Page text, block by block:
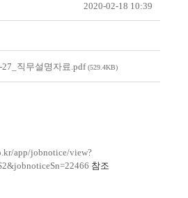
2020-02-18 10:39
27_직무설명자료.pdf(529.4KB)
app/jobnotice/view?
jobnoticeSn=22466 참조